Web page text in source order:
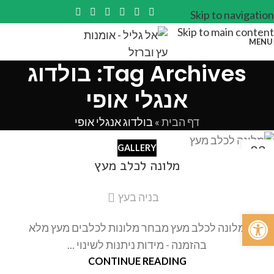
פתח סרגל נגישות
Skip to navigation
Skip to main content
MENU
Tag Archives: בולדוג
אנגלי אופי
דף הבית» בולדוג אנגלי אופי
03
GALLERY
מלונה לכלב מעץ
בניה בעץ
מלונה לכלב מעץ מבחר מלונות לכלבים מעץ מלא
בהזמנה - מידות ניתנות לשינוי ...
CONTINUE READING